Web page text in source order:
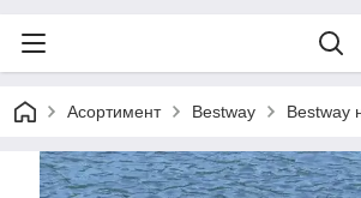
Асортимент Bestway Bestway